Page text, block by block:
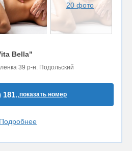
20 фото
Bella"
39 р-н. Подольский
181..показать номер
Подробнее